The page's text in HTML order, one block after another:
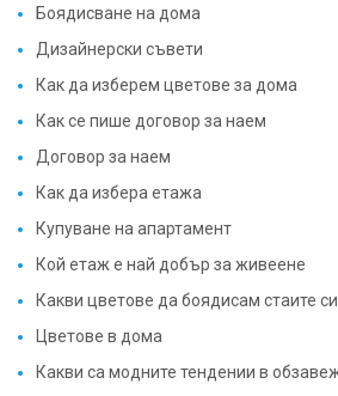
Боядисване на дома
Дизайнерски съвети
Как да изберем цветове за дома
Как се пише договор за наем
Договор за наем
Как да избера етажа
Купуване на апартамент
Кой етаж е най добър за живеене
Какви цветове да боядисам стаите си
Цветове в дома
Какви са модните тендении в